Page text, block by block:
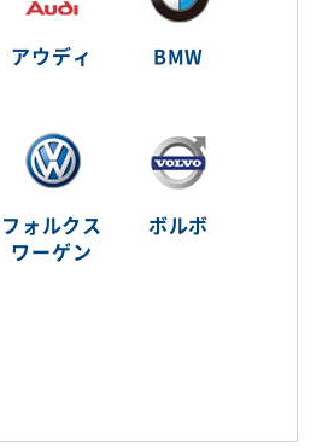
アウディ BMW
フォルクス
ワーゲン
ボルボ